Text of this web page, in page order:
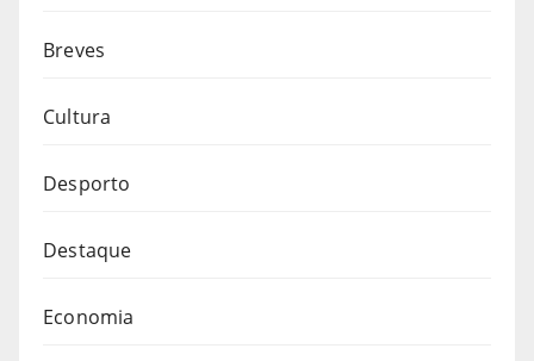
Breves
Cultura
Desporto
Destaque
Economia